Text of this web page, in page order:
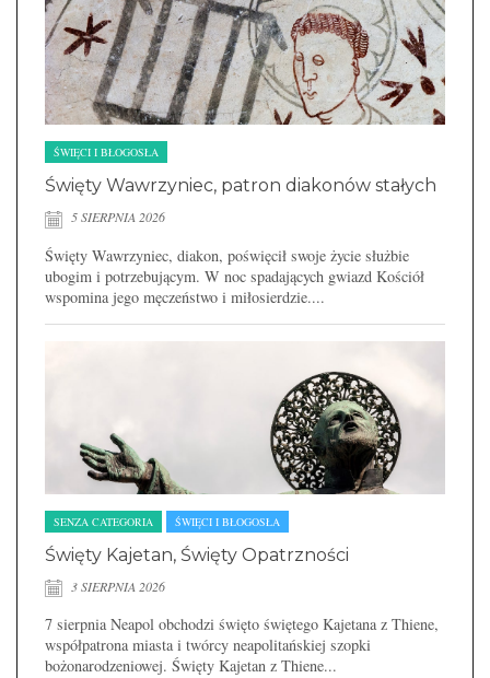
ŚWIĘCI I BŁOGOSŁA
Święty Wawrzyniec, patron diakonów stałych
5 SIERPNIA 2026
Święty Wawrzyniec, diakon, poświęcił swoje życie służbie
ubogim i potrzebującym. W noc spadających gwiazd Kościół
wspomina jego męczeństwo i miłosierdzie....
SENZA CATEGORIA ŚWIĘCI I BŁOGOSŁA
Święty Kajetan, Święty Opatrzności
3 SIERPNIA 2026
7 sierpnia Neapol obchodzi święto świętego Kajetana z Thiene,
współpatrona miasta i twórcy neapolitańskiej szopki
bożonarodzeniowej. Święty Kajetan z Thiene...